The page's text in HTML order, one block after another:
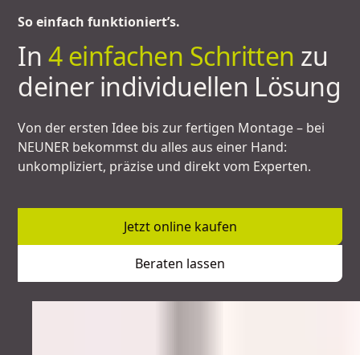
So einfach funktioniert’s.
In 4 einfachen Schritten zu
deiner individuellen Lösung
Von der ersten Idee bis zur fertigen Montage – bei
NEUNER bekommst du alles aus einer Hand:
unkompliziert, präzise und direkt vom Experten.
Jetzt online kaufen
Beraten lassen